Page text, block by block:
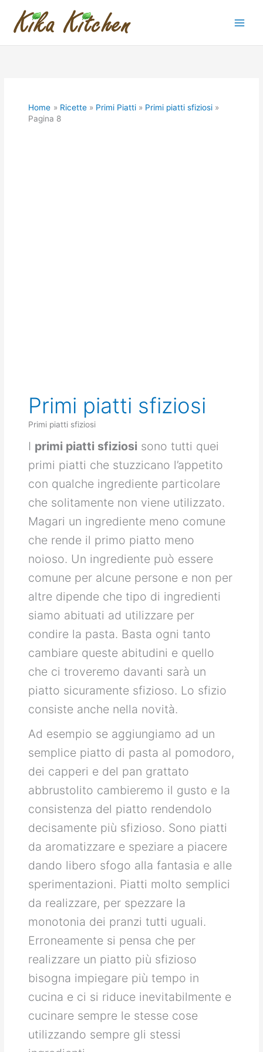
contenuto
Home Ricette Primi Piatti
Primi piatti sfiziosi
Pagina 8
Primi piatti sfiziosi
Primi piatti sfiziosi
I primi piatti sfiziosi sono tutti quei
primi piatti che stuzzicano l’appetito
con qualche ingrediente particolare
che solitamente non viene utilizzato.
Magari un ingrediente meno comune
che rende il primo piatto meno
noioso. Un ingrediente può essere
comune per alcune persone e non per
altre dipende che tipo di ingredienti
siamo abituati ad utilizzare per
condire la pasta. Basta ogni tanto
cambiare queste abitudini e quello
che ci troveremo davanti sarà un
piatto sicuramente sfizioso. Lo sfizio
consiste anche nella novità.
Ad esempio se aggiungiamo ad un
semplice piatto di pasta al pomodoro,
dei capperi e del pan grattato
abbrustolito cambieremo il gusto e la
consistenza del piatto rendendolo
decisamente più sfizioso. Sono piatti
da aromatizzare e speziare a piacere
dando libero sfogo alla fantasia e alle
sperimentazioni. Piatti molto semplici
da realizzare, per spezzare la
monotonia dei pranzi tutti uguali.
Erroneamente si pensa che per
realizzare un piatto più sfizioso
bisogna impiegare più tempo in
cucina e ci si riduce inevitabilmente e
cucinare sempre le stesse cose
utilizzando sempre gli stessi